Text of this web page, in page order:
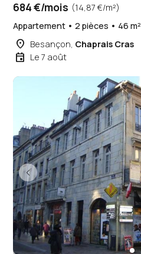
684 €/mois (14,87 €/m²)
Appartement • 2 pièces • 46 m²
place Besançon, Chaprais Cras
event Le 7 août